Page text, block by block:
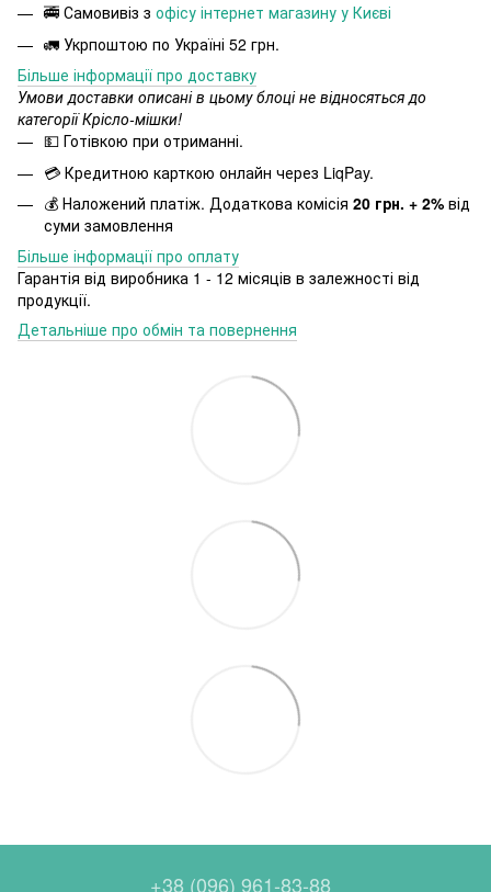
🚎 Самовивіз з офісу інтернет магазину у Києві
🚛 Укрпоштою по Україні 52 грн.
Більше інформації про доставку
Умови доставки описані в цьому блоці не відносяться до
категорії Крісло-мішки!
💵 Готівкою при отриманні.
💳 Кредитною карткою онлайн через LiqPay.
💰 Наложений платіж. Додаткова комісія 20 грн. + 2% від
суми замовлення
Більше інформації про оплату
Гарантія від виробника 1 - 12 місяців в залежності від
продукції.
Детальніше про обмін та повернення
+38 (096) 961-83-88